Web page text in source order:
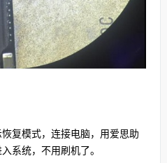
复模式，连接电脑，用爱思助
系统，不用刷机了。